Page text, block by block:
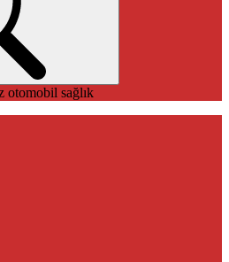
otomobil sağlık